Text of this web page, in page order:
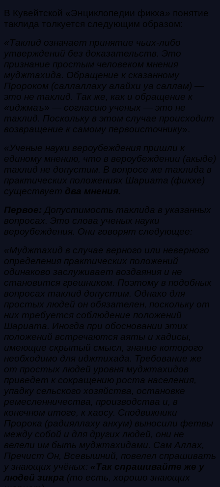
В Кувейтской «Энциклопедии фикха» понятие
таклида толкуется следующим образом:
«Таклид означает принятие чьих-либо
утверждений без доказательств. Это
признание простым человеком мнения
муджтахида. Обращение к сказанному
Пророком (саллаллаху алайхи уа саллам) —
это не таклид. Так же, как и обращение к
«иджмаъ» — согласию ученых — это не
таклид. Поскольку в этом случае происходит
возвращение к самому первоисточнику».
«Ученые науки вероубеждения пришли к
единому мнению, что в вероубеждении (акыде)
таклид не допустим. В вопросе же таклида в
практических положениях Шариата (фикхе)
существует два мнения.
Первое: Допустимость таклида в указанных
вопросах. Это слова ученых науки
вероубеждения. Они говорят следующее:
«Муджтахид в случае верного или неверного
определения практических положений
одинаково заслуживает воздаяния и не
становится грешником. Поэтому в подобных
вопросах таклид допустим. Однако для
простых людей он обязателен, поскольку от
них требуется соблюдение положений
Шариата. Иногда при обосновании этих
положений встречаются аяты и хадисы,
имеющие скрытый смысл, знание которого
необходимо для иджтихада. Требование же
от простых людей уровня муджтахидов
приведет к сокращению роста населения,
упадку сельского хозяйства, остановке
ремесленничества, производства и, в
конечном итоге, к хаосу. Сподвижники
Пророка (радияллаху анхум) выносили фетвы
между собой и для других людей, они не
велели им быть муджтахидами. Сам Аллах,
Пречист Он, Всевышний, повелел спрашивать
у знающих учёных: «Так спрашивайте же у
людей зикра (то есть, хорошо знающих